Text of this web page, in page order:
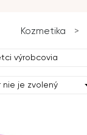
Kozmetika >
výrobcovia
nie je zvolený